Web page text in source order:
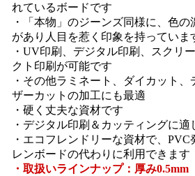
れているボードです
・「本物」のジーンズ同様に、色
があり人目を惹く印象を持っていま
・UV印刷、デジタル印刷、スクリ
クト印刷が可能です
・その他ラミネート、ダイカット
ザーカットの加工にも最適
・硬く丈夫な資材です
・デジタル印刷＆カッティングに適
・エコフレンドリーな資材で、
レンボードの代わりに利用できます
・取扱いラインナップ：厚み0.5mm